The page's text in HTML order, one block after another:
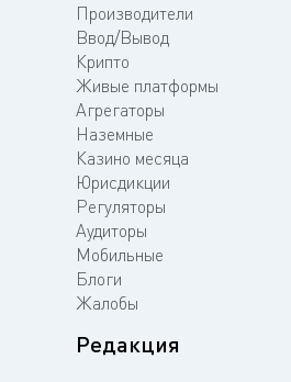
Производители
Ввод/Вывод
Крипто
Живые платформы
Агрегаторы
Наземные
Казино месяца
Юрисдикции
Регуляторы
Аудиторы
Мобильные
Блоги
Жалобы
Редакция